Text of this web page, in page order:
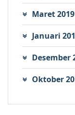
Maret 2019
Januari
Desember
Oktober